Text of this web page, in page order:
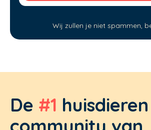
Wij zullen je niet spammen,
De #1 huisdieren